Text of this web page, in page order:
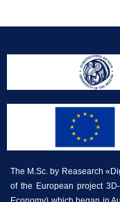
The M.Sc. by Reasearch
of the European project